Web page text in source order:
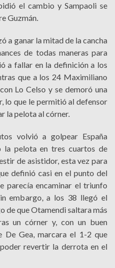
el cambio y Sampaoli se
Guzmán.
a ganar la mitad de la cancha
de todas maneras para
a fallar en la definición a los
que a los 24 Maximiliano
Lo Celso y se demoró una
lo que le permitió al defensor
la pelota al córner.
volvió a golpear España
la pelota en tres cuartos de
de asistidor, esta vez para
definió casi en el punto del
parecía encaminar el triunfo
embargo, a los 38 llegó el
de que Otamendi saltara más
un córner y, con un buen
De Gea, marcara el 1-2 que
revertir la derrota en el